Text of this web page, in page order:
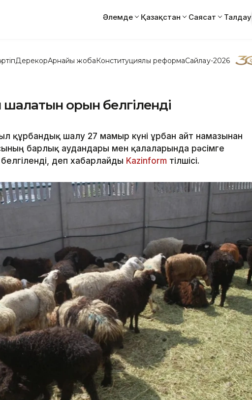
Әлемде Қазақстан Саясат Талдау
ДерекқорАрнайы жобаКонституциялық реформаСайлау-2026
шалатын орын белгіленді
құрбандық шалу 27 мамыр күні Құрбан айт намазынан
барлық аудандары мен қалаларында рәсімге
деп хабарлайды Kazinform тілшісі.